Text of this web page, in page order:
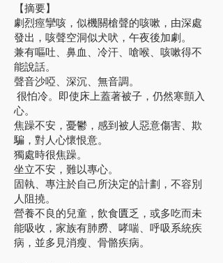
【摘要】
劇烈痙攣咳，似機關槍聲的咳嗽，由深處
發出，咳聲空洞似犬吠，午夜後加劇。
兼有嘔吐、鼻血、冷汗、嗆喉、咳嗽得不
能說話。
聲音沙啞、深沉、無音調。
很怕冷。即使床上蓋著被子，仍然寒顫入
心。
焦躁不安，憂鬱，感到被人惡意傷害、欺
騙，對人心懷恨意。
獨處時很焦躁。
坐立不安，難以專心。
固執、專注於自己所決定的計劃，不容別
人阻撓。
營養不良的兒童，飲食匱乏，或多吃而未
能吸收，家族有肺朥、哮喘、呼吸系統疾
病，並多見消瘦、骨骼疾病。